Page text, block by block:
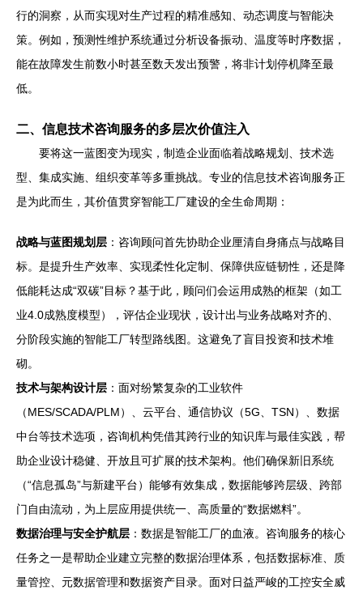
行的洞察，从而实现对生产过程的精准感知、动态调度与智能决
策。例如，预测性维护系统通过分析设备振动、温度等时序数据，
能在故障发生前数小时甚至数天发出预警，将非计划停机降至最
低。
二、信息技术咨询服务的多层次价值注入
要将这一蓝图变为现实，制造企业面临着战略规划、技术选
型、集成实施、组织变革等多重挑战。专业的信息技术咨询服务正
是为此而生，其价值贯穿智能工厂建设的全生命周期：
战略与蓝图规划层 ：咨询顾问首先协助企业厘清自身痛点与战略目
标。是提升生产效率、实现柔性化定制、保障供应链韧性，还是降
低能耗达成“双碳”目标？基于此，顾问们会运用成熟的框架（如工
业4.0成熟度模型），评估企业现状，设计出与业务战略对齐的、
分阶段实施的智能工厂转型路线图。这避免了盲目投资和技术堆
砌。
技术与架构设计层 ：面对纷繁复杂的工业软件
（MES/SCADA/PLM）、云平台、通信协议（5G、TSN）、数据
中台等技术选项，咨询机构凭借其跨行业的知识库与最佳实践，帮
助企业设计稳健、开放且可扩展的技术架构。他们确保新旧系统
（“信息孤岛”与新建平台）能够有效集成，数据能够跨层级、跨部
门自由流动，为上层应用提供统一、高质量的“数据燃料”。
数据治理与安全护航层 ：数据是智能工厂的血液。咨询服务的核心
任务之一是帮助企业建立完整的数据治理体系，包括数据标准、质
量管控、元数据管理和数据资产目录。面对日益严峻的工控安全威